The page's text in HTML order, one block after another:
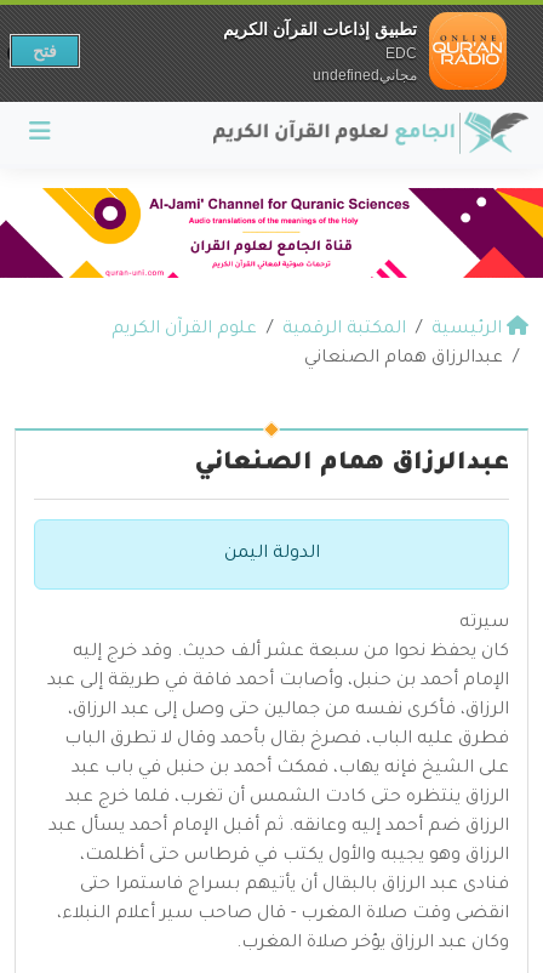
الرئيسية المكتبة الرقمية
علوم القرآن الكريم
عبدالرزاق همام الصنعاني
عبدالرزاق همام الصنعاني
الدولة اليمن
سيرته
كان يحفظ نحوا من سبعة عشر ألف حديث. وقد خرج إليه
الإمام أحمد بن حنبل، وأصابت أحمد فاقة في طريقة إلى عبد
الرزاق، فأكرى نفسه من جمالين حتى وصل إلى عبد الرزاق،
فطرق عليه الباب، فصرخ بقال بأحمد وقال لا تطرق الباب
على الشيخ فإنه يهاب، فمكث أحمد بن حنبل في باب عبد
الرزاق ينتظره حتى كادت الشمس أن تغرب، فلما خرج عبد
الرزاق ضم أحمد إليه وعانقه. ثم أقبل الإمام أحمد يسأل عبد
الرزاق وهو يجيبه والأول يكتب في قرطاس حتى أظلمت،
فنادى عبد الرزاق بالبقال أن يأتيهم بسراج فاستمرا حتى
انقضى وقت صلاة المغرب - قال صاحب سير أعلام النبلاء،
وكان عبد الرزاق يؤخر صلاة المغرب.
تطبيق إذاعات القرآن الكريم
EDC
مجانيundefined
فتح